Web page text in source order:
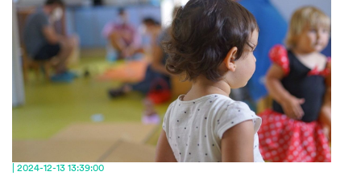
| 2024-12-13 13:39:00